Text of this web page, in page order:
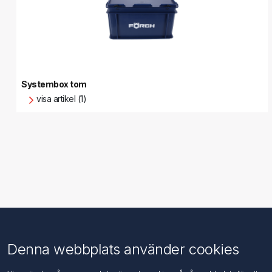
Systembox tom
visa artikel (1)
Information Kundtjänst
Denna webbplats använder cookies